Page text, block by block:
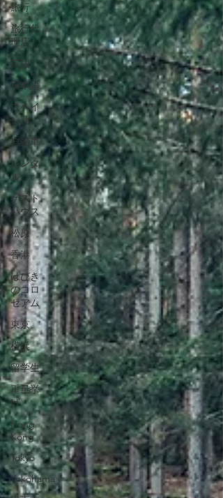
旅行
旅行代
理店
英語
日本語
スペイ
ン語
自転車
レンタ
ル
ゲスト
ハウス
松原
香港
はびき
のコロ
セアム
東京
横浜
留学生
重量挙
げ
Hong
Kong
Tokyo
Yokohama